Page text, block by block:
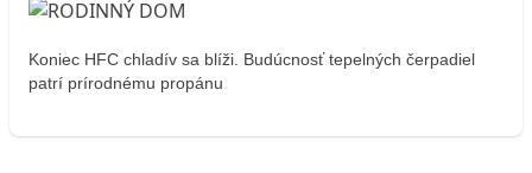
Koniec HFC chladív sa blíži. Budúcnosť tepelných čerpadiel
patrí prírodnému propánu